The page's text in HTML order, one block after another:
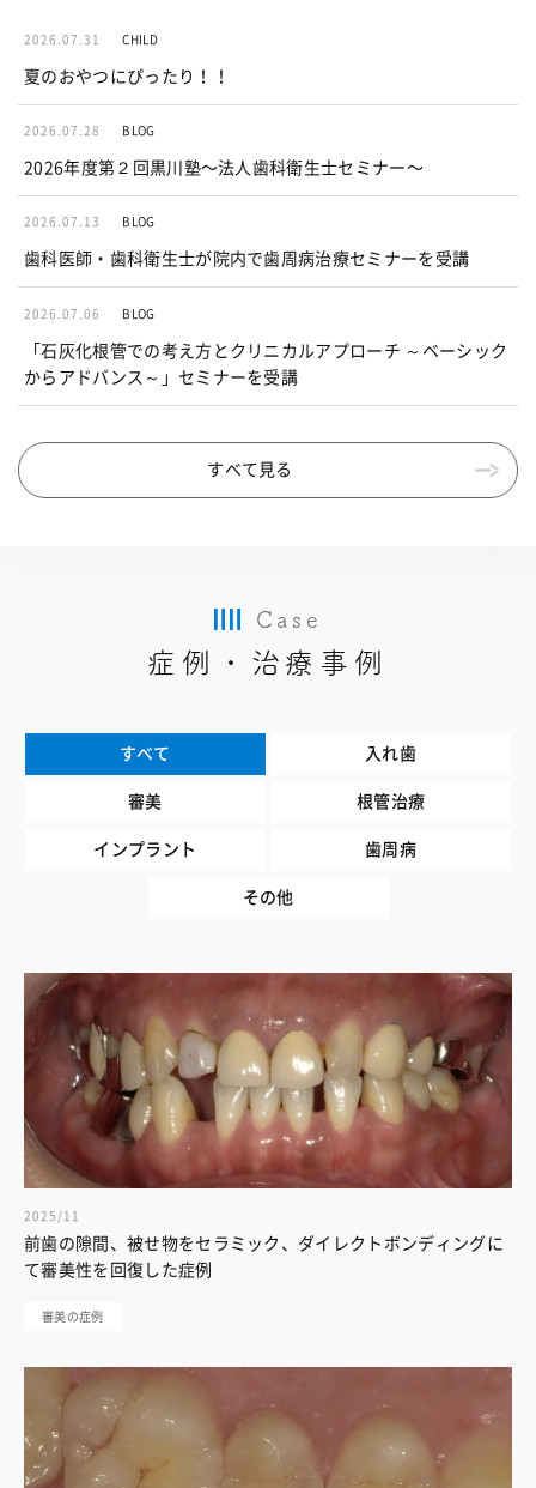
2026.07.31 CHILD
夏のおやつにぴったり！！
2026.07.28 BLOG
2026年度第２回黒川塾〜法人歯科衛生士セミナー〜
2026.07.13 BLOG
歯科医師・歯科衛生士が院内で歯周病治療セミナーを受講
2026.07.06 BLOG
「石灰化根管での考え方とクリニカルアプローチ ～ベーシック
からアドバンス～」セミナーを受講
すべて見る
Case
症例・治療事例
すべて 入れ歯
審美 根管治療
インプラント 歯周病
その他
2025/11
前歯の隙間、被せ物をセラミック、ダイレクトボンディングに
て審美性を回復した症例
審美の症例